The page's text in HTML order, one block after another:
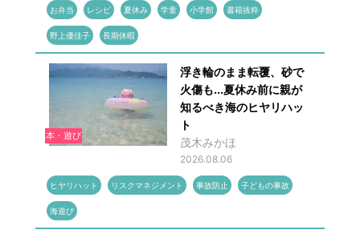
お弁当 レシピ 夏休み 学童 小学館 書籍抜粋
野上優佳子 長期休暇
本・遊び
浮き輪のまま転覆、砂で
火傷も...夏休み前に親が
知るべき海のヒヤリハッ
ト
茂木みかほ
2026.08.06
ヒヤリハット リスクマネジメント 事故防止 子どもの事故
海遊び